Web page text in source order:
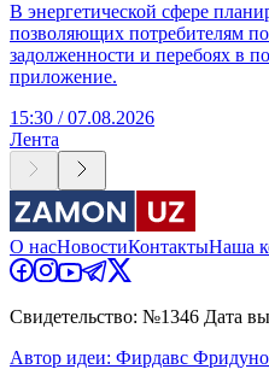
В энергетической сфере
позволяющих потребителям
задолженности и перебоях в
приложение.
15:30 / 07.08.2026
Лента
О насНовостиКонтактыНаша
Свидетельство: №1346 Дата
Автор идеи: Фирдавс